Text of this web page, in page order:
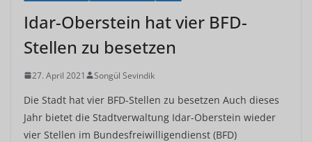
Idar-Oberstein hat vier BFD-
Stellen zu besetzen
27. April 2021 Songül Sevindik
Die Stadt hat vier BFD-Stellen zu besetzen Auch dieses
Jahr bietet die Stadtverwaltung Idar-Oberstein wieder
vier Stellen im Bundesfreiwilligendienst (BFD)